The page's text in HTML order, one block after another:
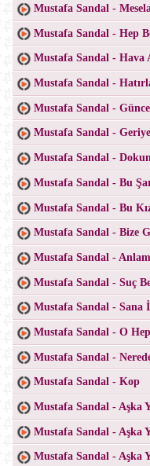
Mustafa Sandal -
Mustafa Sandal - Hep
Mustafa Sandal - Hava
Mustafa Sandal -
Mustafa Sandal -
Mustafa Sandal -
Mustafa Sandal -
Mustafa Sandal - Bu
Mustafa Sandal - Bu
Mustafa Sandal - Bize
Mustafa Sandal -
Mustafa Sandal - Suç
Mustafa Sandal - Sana
Mustafa Sandal - O
Mustafa Sandal -
Mustafa Sandal - Kop
Mustafa Sandal - Aşka
Mustafa Sandal - Aşka
Mustafa Sandal - Aşka